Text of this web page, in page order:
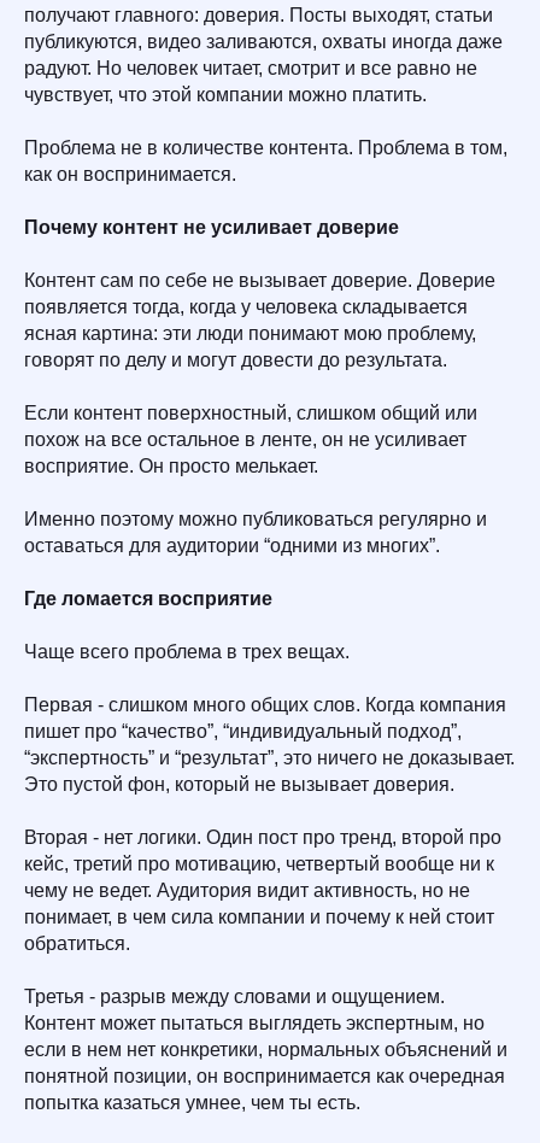
получают главного: доверия. Посты выходят, статьи
публикуются, видео заливаются, охваты иногда даже
радуют. Но человек читает, смотрит и все равно не
чувствует, что этой компании можно платить.
Проблема не в количестве контента. Проблема в том,
как он воспринимается.
Почему контент не усиливает доверие
Контент сам по себе не вызывает доверие. Доверие
появляется тогда, когда у человека складывается
ясная картина: эти люди понимают мою проблему,
говорят по делу и могут довести до результата.
Если контент поверхностный, слишком общий или
похож на все остальное в ленте, он не усиливает
восприятие. Он просто мелькает.
Именно поэтому можно публиковаться регулярно и
оставаться для аудитории “одними из многих”.
Где ломается восприятие
Чаще всего проблема в трех вещах.
Первая - слишком много общих слов. Когда компания
пишет про “качество”, “индивидуальный подход”,
“экспертность” и “результат”, это ничего не доказывает.
Это пустой фон, который не вызывает доверия.
Вторая - нет логики. Один пост про тренд, второй про
кейс, третий про мотивацию, четвертый вообще ни к
чему не ведет. Аудитория видит активность, но не
понимает, в чем сила компании и почему к ней стоит
обратиться.
Третья - разрыв между словами и ощущением.
Контент может пытаться выглядеть экспертным, но
если в нем нет конкретики, нормальных объяснений и
понятной позиции, он воспринимается как очередная
попытка казаться умнее, чем ты есть.